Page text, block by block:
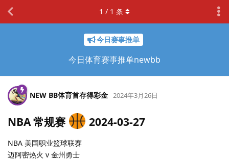
今日赛事推单
今日体育赛事推单newbb
1 / 1 条
NEW BB体育首存得彩金 2024年3月26日
NBA 常规赛 2024-03-27
NBA 美国职业篮球联赛
迈阿密热火 v 金州勇士